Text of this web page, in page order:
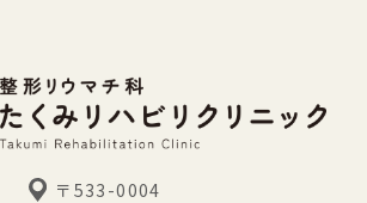
〒533-0004